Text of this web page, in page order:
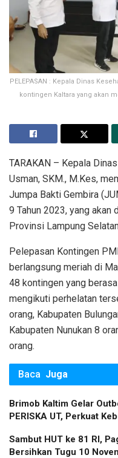
PELEPASAN : Kepala Dinas
kontingen Kaltara yang akan
TARAKAN – Kepala
Usman, SKM., M.Kes,
Jumpa Bakti Gembira
9 Tahun 2023, yang
Provinsi Lampung
Pelepasan Kontingen
berlangsung meriah di
48 kontingen yang
mengikuti perhelatan
orang, Kabupaten
Kabupaten Nunukan 8
orang.
Baca Juga
Brimob Kaltim Gelar
PERISKA UT, Perkuat
Sambut HUT ke 81 RI,
Bersihkan Tugu 10